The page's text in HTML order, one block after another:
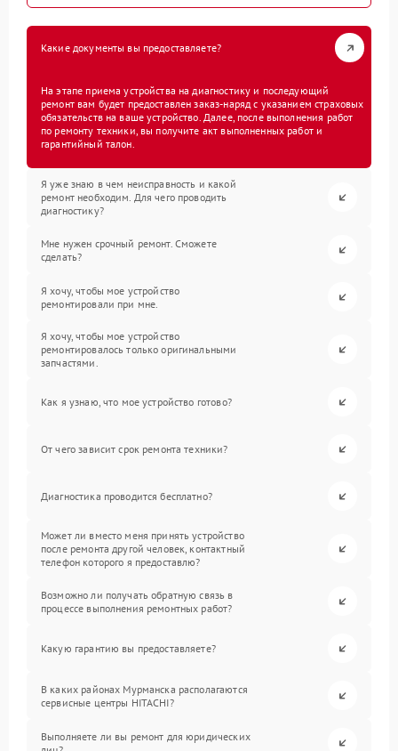
Какие документы вы предоставляете?
На этапе приема устройства на диагностику и последующий
ремонт вам будет предоставлен заказ-наряд с указанием страховых
обязательств на ваше устройство. Далее, после выполнения работ
по ремонту техники, вы получите акт выполненных работ и
гарантийный талон.
Я уже знаю в чем неисправность и какой
ремонт необходим. Для чего проводить
диагностику?
Мне нужен срочный ремонт. Сможете
сделать?
Я хочу, чтобы мое устройство
ремонтировали при мне.
Я хочу, чтобы мое устройство
ремонтировалось только оригинальными
запчастями.
Как я узнаю, что мое устройство готово?
От чего зависит срок ремонта техники?
Диагностика проводится бесплатно?
Может ли вместо меня принять устройство
после ремонта другой человек, контактный
телефон которого я предоставлю?
Возможно ли получать обратную связь в
процессе выполнения ремонтных работ?
Какую гарантию вы предоставляете?
В каких районах Мурманска располагаются
сервисные центры HITACHI?
Выполняете ли вы ремонт для юридических